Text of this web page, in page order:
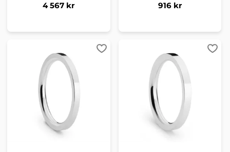
4 567 kr 916kr
Lägg till i favoriter